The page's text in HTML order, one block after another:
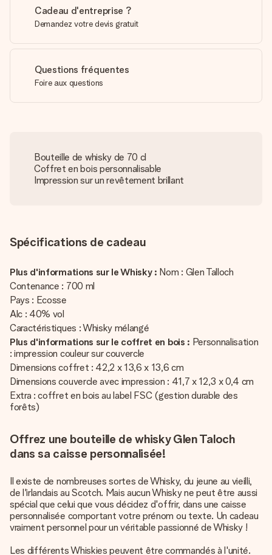
Cadeau d'entreprise ?
Demandez votre devis gratuit
Questions fréquentes
Foire aux questions
Bouteille de whisky de 70 cl
Coffret en bois personnalisable
Impression sur un revêtement brillant
Spécifications de cadeau
Plus d'informations sur le Whisky : Nom : Glen Talloch
Contenance : 700 ml
Pays : Ecosse
Alc : 40% vol
Caractéristiques : Whisky mélangé
Plus d'informations sur le coffret en bois : Personnalisation
: impression couleur sur couvercle
Dimensions coffret : 42,2 x 13,6 x 13,6 cm
Dimensions couvercle avec impression : 41,7 x 12,3 x 0,4 cm
Extra : coffret en bois au label FSC (gestion durable des
forêts)
Offrez une bouteille de whisky Glen Taloch
dans sa caisse personnalisée!
Il existe de nombreuses sortes de Whisky, du jeune au vieilli,
de l'irlandais au Scotch. Mais aucun Whisky ne peut être aussi
spécial que celui que vous décidez d'offrir, dans une caisse
personnalisée comportant votre prénom ou texte. Un cadeau
vraiment personnel pour un véritable passionné de Whisky !
Les différents Whiskies peuvent être commandés à l'unité.